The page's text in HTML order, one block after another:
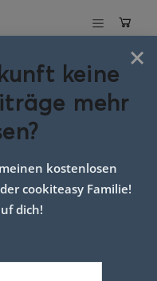
mit
×
keine
mehr
kostenlosen
cookiteasy Familie!
dich!